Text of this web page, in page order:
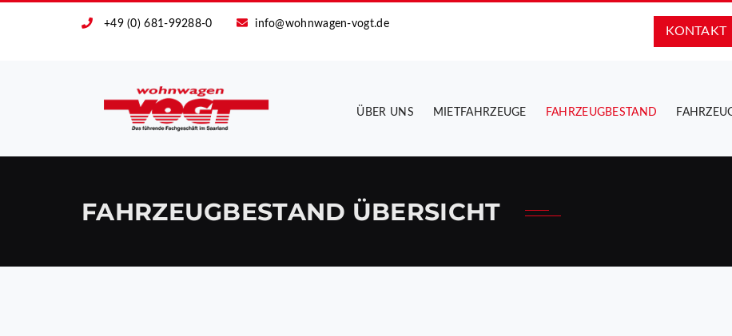
+49 (0) 681-99288-0 info@wohnwagen-vogt.de
KONTAKT
ÜBER UNS MIETFAHRZEUGE FAHRZEUGBESTAND
FAHRZEUGBESTAND ÜBERSICHT